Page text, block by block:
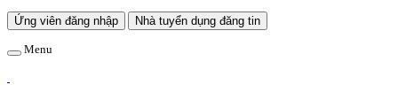
Ứng viên đăng nhập Nhà tuyển dụng đăng tin
Menu